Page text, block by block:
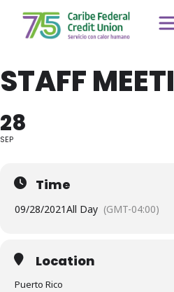
STAFF
28
SEP
Time
09/28/2021All Day (GMT-04:00)
Location
Puerto Rico